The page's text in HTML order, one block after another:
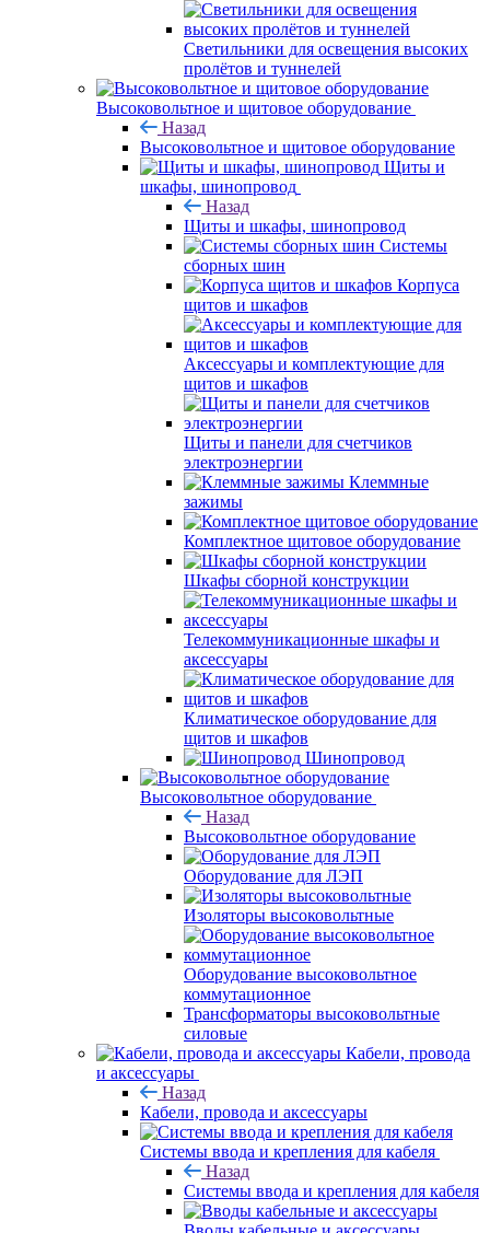
Светильники для освещения высоких
пролётов и туннелей
Высоковольтное и щитовое оборудование
Назад
Высоковольтное и щитовое оборудование
Щиты и
шкафы, шинопровод
Назад
Щиты и шкафы, шинопровод
Системы
сборных шин
Корпуса
щитов и шкафов
Аксессуары и комплектующие для
щитов и шкафов
Щиты и панели для счетчиков
электроэнергии
Клеммные
зажимы
Комплектное щитовое оборудование
Шкафы сборной конструкции
Телекоммуникационные шкафы и
аксессуары
Климатическое оборудование для
щитов и шкафов
Шинопровод
Высоковольтное оборудование
Назад
Высоковольтное оборудование
Оборудование для ЛЭП
Изоляторы высоковольтные
Оборудование высоковольтное
коммутационное
Трансформаторы высоковольтные
силовые
Кабели, провода
и аксессуары
Назад
Кабели, провода и аксессуары
Системы ввода и крепления для кабеля
Назад
Системы ввода и крепления для кабеля